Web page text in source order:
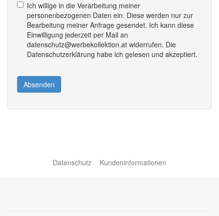
Ich willige in die Verarbeitung meiner
personenbezogenen Daten ein. Diese werden nur zur
Bearbeitung meiner Anfrage gesendet. Ich kann diese
Einwilligung jederzeit per Mail an
datenschutz@werbekollektion.at widerrufen. Die
Datenschutzerklärung habe ich gelesen und akzeptiert.
Absenden
Datenschutz Kundeninformationen